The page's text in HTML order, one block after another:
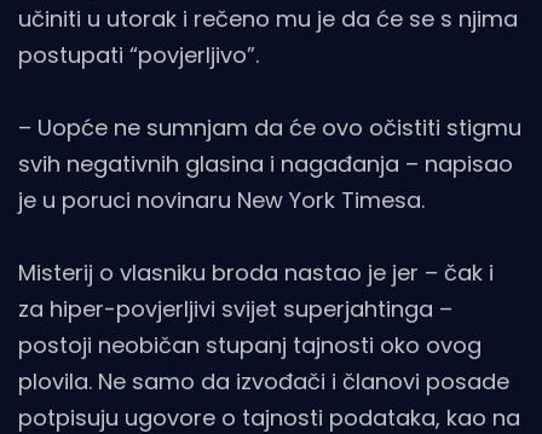
učiniti u utorak i rečeno mu je da će se s njima
postupati “povjerljivo”.
– Uopće ne sumnjam da će ovo očistiti stigmu
svih negativnih glasina i nagađanja – napisao
je u poruci novinaru New York Timesa.
Misterij o vlasniku broda nastao je jer – čak i
za hiper-povjerljivi svijet superjahtinga –
postoji neobičan stupanj tajnosti oko ovog
plovila. Ne samo da izvođači i članovi posade
potpisuju ugovore o tajnosti podataka, kao na